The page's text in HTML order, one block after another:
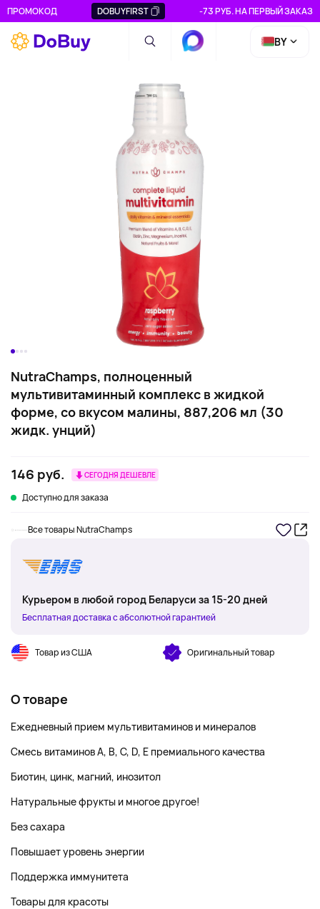
ПРОМОКОД DOBUYFIRST -73 РУБ. НА ПЕРВЫЙ ЗАКАЗ
BY
NutraChamps, полноценный
мультивитаминный комплекс в жидкой
форме, со вкусом малины, 887,206 мл (30
жидк. унций)
146 руб. СЕГОДНЯ ДЕШЕВЛЕ
Доступно для заказа
Все товары NutraChamps
Курьером в любой город Беларуси за 15-20 дней
Бесплатная доставка с абсолютной гарантией
Товар из США Оригинальный товар
О товаре
Ежедневный прием мультивитаминов и минералов
Смесь витаминов A, B, C, D, E премиального качества
Биотин, цинк, магний, инозитол
Натуральные фрукты и многое другое!
Без сахара
Повышает уровень энергии
Поддержка иммунитета
Товары для красоты